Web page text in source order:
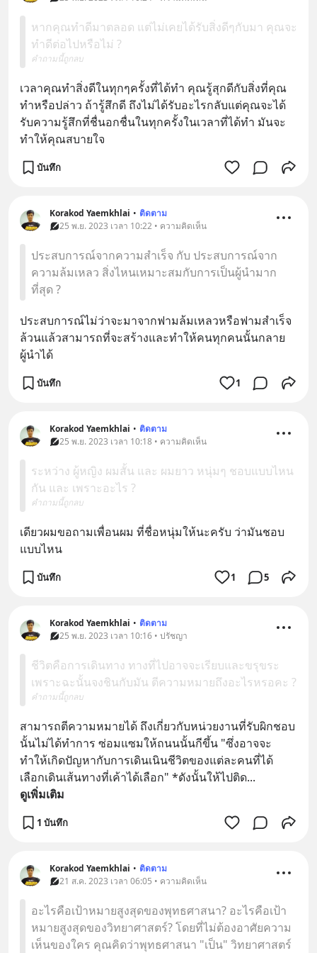
หากคุณทำดีมาตลอด แต่ไม่เคยได้รับสิ่งดีๆกับมา คุณจะ
ทำดีต่อไปหรือไม่ ?
คำถามนี้ถูกลบ
เวลาคุณทำสิ่งดีในทุกๆครั้งที่ได้ทำ คุณรู้สุกดีกับสิ่งที่คุณ
ทำหรือปล่าว ถ้ารู้สึกดี ถึงไม่ได้รับอะไรกลับแต่คุณจะได้
รับความรู้สึกที่ชื่นอกชื่นในทุกครั้งในเวลาที่ได้ทำ มันจะ
ทำให้คุณสบายใจ
บันทึก
Korakod Yaemkhlai • ติดตาม
25 พ.ย. 2023 เวลา 10:22 • ความคิดเห็น
ประสบการณ์จากความสำเร็จ กับ ประสบการณ์จาก
ความล้มเหลว สิ่งไหนเหมาะสมกับการเป็นผู้นำมาก
ที่สุด ?
ประสบการณ์ไม่ว่าจะมาจากฟามล้มเหลวหรือฟามสำเร็จ
ล้วนแล้วสามารถที่จะสร้างและทำให้คนทุกคนนั้นกลาย
ผู้นำได้
บันทึก 1
Korakod Yaemkhlai • ติดตาม
25 พ.ย. 2023 เวลา 10:18 • ความคิดเห็น
ระหว่าง ผู้หญิง ผมสั้น และ ผมยาว หนุ่มๆ ชอบแบบไหน
กัน และ เพราะอะไร ?
คำถามนี้ถูกลบ
เดียวผมขอถามเพื่อนผม ที่ชื่อหนุ่มให้นะครับ ว่ามันชอบ
แบบไหน
บันทึก 1 5
Korakod Yaemkhlai • ติดตาม
25 พ.ย. 2023 เวลา 10:16 • ปรัชญา
ชีวิตคือการเดินทาง ทางที่ไปอาจจะเรียบและขรุขระ
เพราะฉะนั้นจงชินกับมัน ตีความหมายถึงอะไรหรอคะ ?
คำถามนี้ถูกลบ
สามารถตีความหมายได้ ถึงเกี่ยวกับหน่วยงานที่รับผิกชอบ
นั้นไม่ได้ทำการ ซ่อมแซมให้ถนนนั้นกีขึ้น "ซึ่งอาจจะ
ทำให้เกิดปัญหากับการเดินเนินชีวิตของแต่ละคนที่ได้
เลือกเดินเส้นทางที่เค้าได้เลือก" *ดังนั้นให้ไปติด...
ดูเพิ่มเติม
1 บันทึก
Korakod Yaemkhlai • ติดตาม
21 ส.ค. 2023 เวลา 06:05 • ความคิดเห็น
อะไรคือเป้าหมายสูงสุดของพุทธศาสนา? อะไรคือเป้า
หมายสูงสุดของวิทยาศาสตร์? โดยที่ไม่ต้องอาศัยความ
เห็นของใคร คุณคิดว่าพุทธศาสนา "เป็น" วิทยาศาสตร์